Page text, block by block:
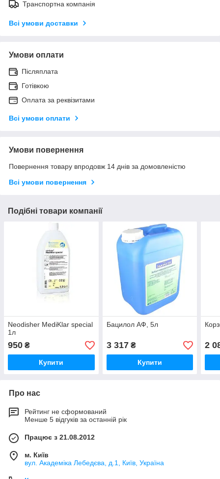
Транспортна компанія
Всі умови доставки
Умови оплати
Післяплата
Готівкою
Оплата за реквізитами
Всі умови оплати
Умови повернення
Повернення товару впродовж 14 днів за домовленістю
Всі умови повернення
Подібні товари компанії
Neodisher MediKlar special
1л
950 ₴
Купити
Бацилол АФ, 5л
3 317₴
Купити
2
Про нас
Рейтинг не сформований
Менше 5 відгуків за останній рік
Працює з 21.08.2012
м. Київ
вул. Академіка Лебедєва, д.1, Київ, Україна